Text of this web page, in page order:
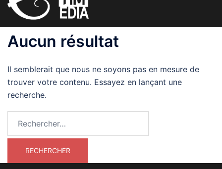
Aucun résultat
Il semblerait que nous ne soyons pas en mesure de
trouver votre contenu. Essayez en lançant une
recherche.